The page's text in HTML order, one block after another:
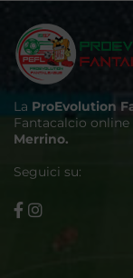
La ProEvolution
Fantacalcio online
Merrino.
Seguici su: